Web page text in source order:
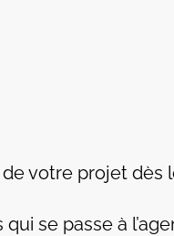
votre projet dès
se passe à